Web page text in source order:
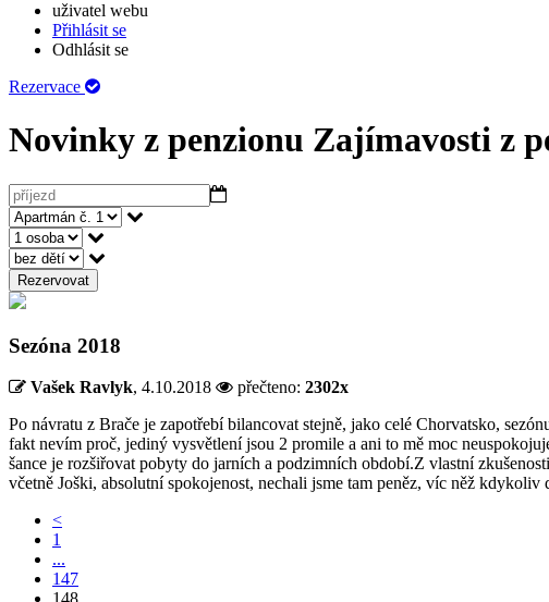
uživatel webu
Přihlásit se
Odhlásit se
Rezervace
Novinky z penzionu Zajímavosti z
Rezervovat
Sezóna 2018
Vašek Ravlyk, 4.10.2018 přečteno: 2302x
Po návratu z Brače je zapotřebí bilancovat stejně, jako celé Chorvatsko,
fakt nevím proč, jediný vysvětlení jsou 2 promile a ani to mě moc
šance je rozšiřovat pobyty do jarních a podzimních období.Z vlastní
včetně Joški, absolutní spokojenost, nechali jsme tam peněz, víc něž
<
1
...
147